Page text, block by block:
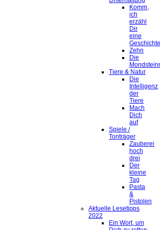
Komm,
ich
erzähl
Dir
eine
Geschichte
Zehn
Die
Tiere & Natur
Die
Intelligenz
der
Tiere
Mach
Dich
auf
Spiele /
Tonträger
Zauberei
hoch
drei
Der
kleine
Tag
Pasta
&
Pistolen
Aktuelle Lesetipps
2022
Ein Wort, um